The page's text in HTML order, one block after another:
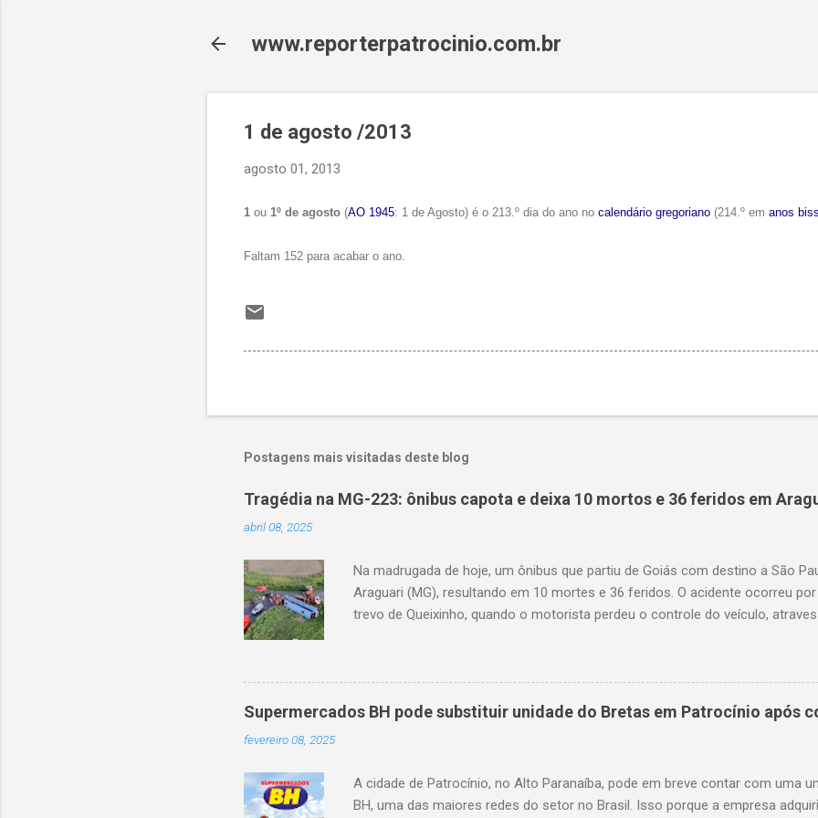
www.reporterpatrocinio.com.br
1 de agosto /2013
agosto 01, 2013
1 ou 1º de agosto (AO 1945: 1 de Agosto) é o 213.º dia do ano no calendário gregoriano (214.º em anos
Faltam 152 para acabar o ano.
Postagens mais visitadas deste blog
Tragédia na MG-223: ônibus capota e deixa 10 mortos e 36 feridos em
abril 08, 2025
Na madrugada de hoje, um ônibus que partiu de Goiás com destino a São
Araguari (MG), resultando em 10 mortes e 36 feridos. O acidente ocorreu
trevo de Queixinho, quando o motorista perdeu o controle do veículo,
oito anos. Nove dos feridos estão em estado grave. As autoridades
Supermercados BH pode substituir unidade do Bretas em Patrocínio após
fevereiro 08, 2025
A cidade de Patrocínio, no Alto Paranaíba, pode em breve contar com uma
BH, uma das maiores redes do setor no Brasil. Isso porque a empresa